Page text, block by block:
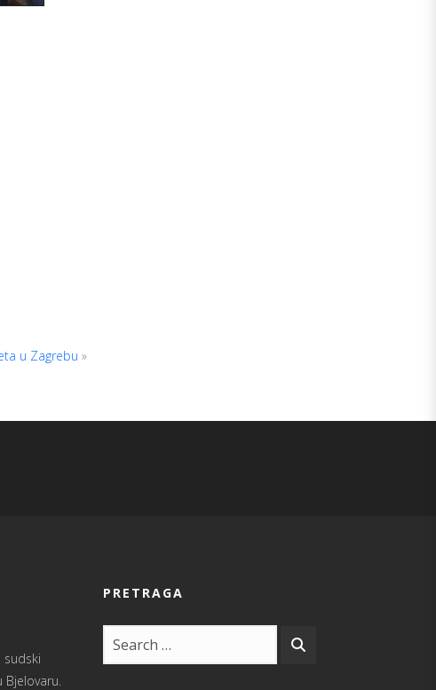
u Zagrebu »
sudski
PRETRAGA